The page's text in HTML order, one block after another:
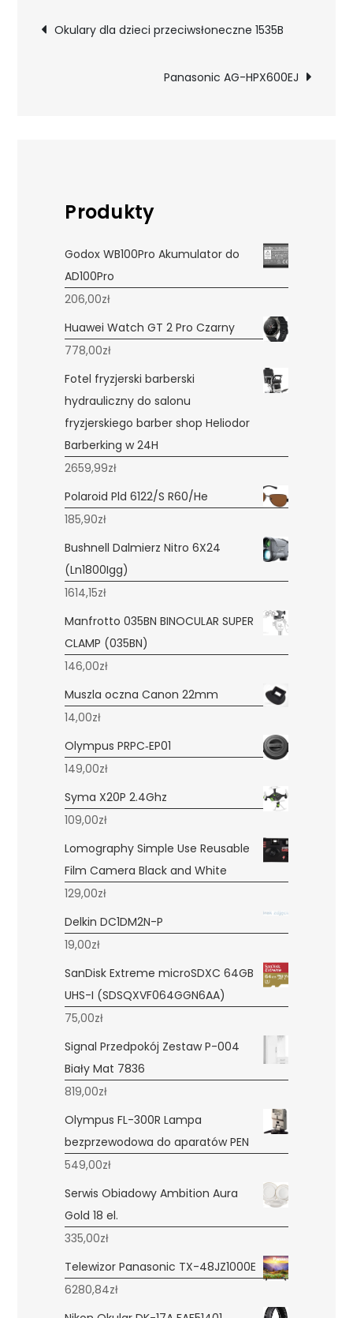
Nawigacja
Okulary dla dzieci przeciwsłoneczne 1535B
Panasonic AG-HPX600EJ
Produkty
Godox WB100Pro Akumulator do
AD100Pro
206,00zł
Huawei Watch GT 2 Pro Czarny
778,00zł
Fotel fryzjerski barberski
hydrauliczny do salonu
fryzjerskiego barber shop Heliodor
Barberking w 24H
2659,99zł
Polaroid Pld 6122/S R60/He
185,90zł
Bushnell Dalmierz Nitro 6X24
(Ln1800Igg)
1614,15zł
Manfrotto 035BN BINOCULAR SUPER
CLAMP (035BN)
146,00zł
Muszla oczna Canon 22mm
14,00zł
Olympus PRPC‑EP01
149,00zł
Syma X20P 2.4Ghz
109,00zł
Lomography Simple Use Reusable
Film Camera Black and White
129,00zł
Delkin DC1DM2N-P
19,00zł
SanDisk Extreme microSDXC 64GB
UHS-I (SDSQXVF064GGN6AA)
75,00zł
Signal Przedpokój Zestaw P-004
Biały Mat 7836
819,00zł
Olympus FL-300R Lampa
bezprzewodowa do aparatów PEN
549,00zł
Serwis Obiadowy Ambition Aura
Gold 18 el.
335,00zł
Telewizor Panasonic TX-48JZ1000E
6280,84zł